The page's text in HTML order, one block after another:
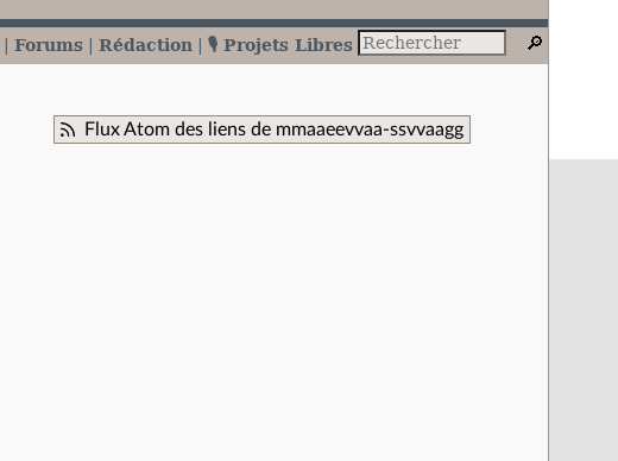
Forums Rédaction 🎙️ Projets Libres
Flux Atom des liens de mmaaeevvaa-ssvvaagg